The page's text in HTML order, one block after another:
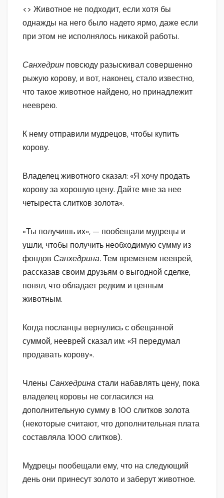
<> Животное не подходит, если хотя бы
однажды на него было надето ярмо, даже если
при этом не исполнялось никакой работы.
Санхедрин повсюду разыскивал совершенно
рыжую корову, и вот, наконец, стало известно,
что такое животное найдено, но принадлежит
нееврею.
К нему отправили мудрецов, чтобы купить
корову.
Владелец животного сказал: «Я хочу продать
корову за хорошую цену. Дайте мне за нее
четыреста слитков золота».
«Ты получишь их», — пообещали мудрецы и
ушли, чтобы получить необходимую сумму из
фондов Санхедрина.Тем временем нееврей,
рассказав своим друзьям о выгодной сделке,
понял, что обладает редким и ценным
животным.
Когда посланцы вернулись с обещанной
суммой, нееврей сказал им: «Я передумал
продавать корову».
Члены Санхедринастали набавлять цену, пока
владелец коровы не согласился на
дополнительную сумму в 100 слитков золота
(некоторые считают, что дополнительная плата
составляла 1000 слитков).
Мудрецы пообещали ему, что на следующий
день они принесут золото и заберут животное.